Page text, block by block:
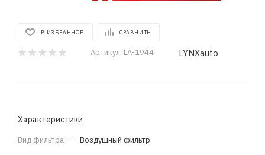
В ИЗБРАННОЕ СРАВНИТЬ
Артикул: LA-1944 LYNXauto
Характеристики
Вид фильтра — Воздушный фильтр